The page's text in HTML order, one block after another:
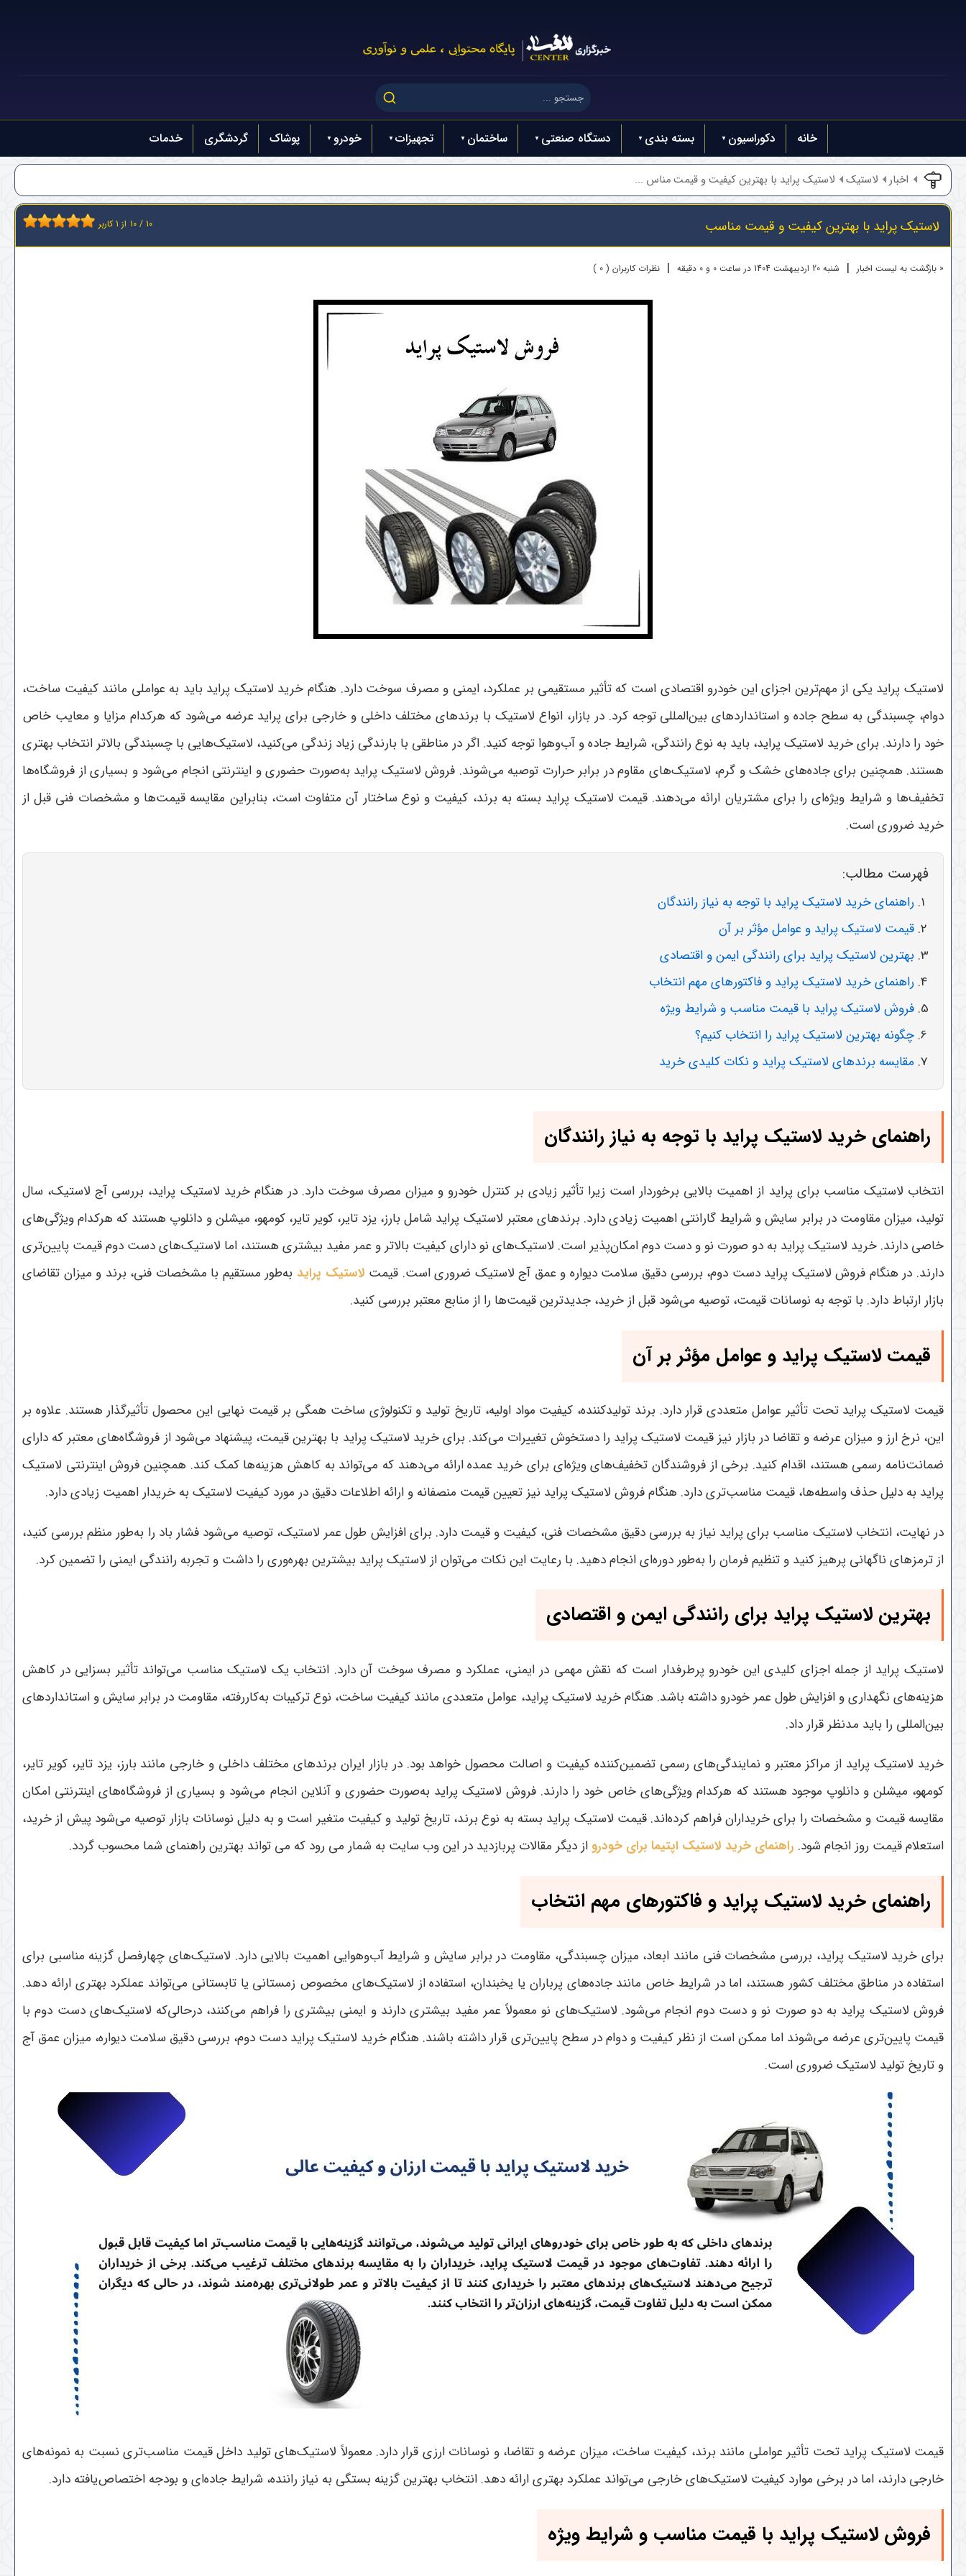
خانه دکوراسیون بسته بندی دستگاه صنعتی ساختمان تجهیزات خودرو پوشاک گردشگری خدمات
اخبار لاستیک لاستیک پراید با بهترین کیفیت و قیمت مناس ...
لاستیک پراید با بهترین کیفیت و قیمت مناسب 10 / 10 از 1کاربر
« بازگشت به لیست اخبار | شنبه 20 ارديبهشت 1404 در ساعت 0 و 0 دقیقه | نظرات کاربران ( 0 )
لاستیک پراید یکی از مهم‌ترین اجزای این خودرو اقتصادی است که تأثیر مستقیمی بر عملکرد، ایمنی و مصرف سوخت دارد. هنگام خرید لاستیک پراید باید به عواملی مانند کیفیت ساخت،
دوام، چسبندگی به سطح جاده و استانداردهای بین‌المللی توجه کرد. در بازار، انواع لاستیک با برندهای مختلف داخلی و خارجی برای پراید عرضه می‌شود که هرکدام مزایا و معایب خاص
خود را دارند. برای خرید لاستیک پراید، باید به نوع رانندگی، شرایط جاده و آب‌وهوا توجه کنید. اگر در مناطقی با بارندگی زیاد زندگی می‌کنید، لاستیک‌هایی با چسبندگی بالاتر انتخاب بهتری
هستند. همچنین برای جاده‌های خشک و گرم، لاستیک‌های مقاوم در برابر حرارت توصیه می‌شوند. فروش لاستیک پراید به‌صورت حضوری و اینترنتی انجام می‌شود و بسیاری از فروشگاه‌ها
تخفیف‌ها و شرایط ویژه‌ای را برای مشتریان ارائه می‌دهند. قیمت لاستیک پراید بسته به برند، کیفیت و نوع ساختار آن متفاوت است، بنابراین مقایسه قیمت‌ها و مشخصات فنی قبل از
خرید ضروری است.
فهرست مطالب:
راهنمای خرید لاستیک پراید با توجه به نیاز رانندگان
قیمت لاستیک پراید و عوامل مؤثر بر آن
بهترین لاستیک پراید برای رانندگی ایمن و اقتصادی
راهنمای خرید لاستیک پراید و فاکتورهای مهم انتخاب
فروش لاستیک پراید با قیمت مناسب و شرایط ویژه
چگونه بهترین لاستیک پراید را انتخاب کنیم؟
مقایسه برندهای لاستیک پراید و نکات کلیدی خرید
راهنمای خرید لاستیک پراید با توجه به نیاز رانندگان
انتخاب لاستیک مناسب برای پراید از اهمیت بالایی برخوردار است زیرا تأثیر زیادی بر کنترل خودرو و میزان مصرف سوخت دارد. در هنگام خرید لاستیک پراید، بررسی آج لاستیک، سال
تولید، میزان مقاومت در برابر سایش و شرایط گارانتی اهمیت زیادی دارد. برندهای معتبر لاستیک پراید شامل بارز، یزد تایر، کویر تایر، کومهو، میشلن و دانلوپ هستند که هرکدام ویژگی‌های
خاصی دارند. خرید لاستیک پراید به دو صورت نو و دست دوم امکان‌پذیر است. لاستیک‌های نو دارای کیفیت بالاتر و عمر مفید بیشتری هستند، اما لاستیک‌های دست دوم قیمت پایین‌تری
دارند. در هنگام فروش لاستیک پراید دست دوم، بررسی دقیق سلامت دیواره و عمق آج لاستیک ضروری است. قیمت لاستیک پراید به‌طور مستقیم با مشخصات فنی، برند و میزان تقاضای
بازار ارتباط دارد. با توجه به نوسانات قیمت، توصیه می‌شود قبل از خرید، جدیدترین قیمت‌ها را از منابع معتبر بررسی کنید.
قیمت لاستیک پراید و عوامل مؤثر بر آن
قیمت لاستیک پراید تحت تأثیر عوامل متعددی قرار دارد. برند تولیدکننده، کیفیت مواد اولیه، تاریخ تولید و تکنولوژی ساخت همگی بر قیمت نهایی این محصول تأثیرگذار هستند. علاوه بر
این، نرخ ارز و میزان عرضه و تقاضا در بازار نیز قیمت لاستیک پراید را دستخوش تغییرات می‌کند. برای خرید لاستیک پراید با بهترین قیمت، پیشنهاد می‌شود از فروشگاه‌های معتبر که دارای
ضمانت‌نامه رسمی هستند، اقدام کنید. برخی از فروشندگان تخفیف‌های ویژه‌ای برای خرید عمده ارائه می‌دهند که می‌تواند به کاهش هزینه‌ها کمک کند. همچنین فروش اینترنتی لاستیک
پراید به دلیل حذف واسطه‌ها، قیمت مناسب‌تری دارد. هنگام فروش لاستیک پراید نیز تعیین قیمت منصفانه و ارائه اطلاعات دقیق در مورد کیفیت لاستیک به خریدار اهمیت زیادی دارد.
در نهایت، انتخاب لاستیک مناسب برای پراید نیاز به بررسی دقیق مشخصات فنی، کیفیت و قیمت دارد. برای افزایش طول عمر لاستیک، توصیه می‌شود فشار باد را به‌طور منظم بررسی کنید،
از ترمزهای ناگهانی پرهیز کنید و تنظیم فرمان را به‌طور دوره‌ای انجام دهید. با رعایت این نکات می‌توان از لاستیک پراید بیشترین بهره‌وری را داشت و تجربه رانندگی ایمنی را تضمین کرد.
بهترین لاستیک پراید برای رانندگی ایمن و اقتصادی
لاستیک پراید از جمله اجزای کلیدی این خودرو پرطرفدار است که نقش مهمی در ایمنی، عملکرد و مصرف سوخت آن دارد. انتخاب یک لاستیک مناسب می‌تواند تأثیر بسزایی در کاهش
هزینه‌های نگهداری و افزایش طول عمر خودرو داشته باشد. هنگام خرید لاستیک پراید، عوامل متعددی مانند کیفیت ساخت، نوع ترکیبات به‌کاررفته، مقاومت در برابر سایش و استانداردهای
بین‌المللی را باید مدنظر قرار داد.
خرید لاستیک پراید از مراکز معتبر و نمایندگی‌های رسمی تضمین‌کننده کیفیت و اصالت محصول خواهد بود. در بازار ایران برندهای مختلف داخلی و خارجی مانند بارز، یزد تایر، کویر تایر،
کومهو، میشلن و دانلوپ موجود هستند که هرکدام ویژگی‌های خاص خود را دارند. فروش لاستیک پراید به‌صورت حضوری و آنلاین انجام می‌شود و بسیاری از فروشگاه‌های اینترنتی امکان
مقایسه قیمت و مشخصات را برای خریداران فراهم کرده‌اند. قیمت لاستیک پراید بسته به نوع برند، تاریخ تولید و کیفیت متغیر است و به دلیل نوسانات بازار توصیه می‌شود پیش از خرید،
استعلام قیمت روز انجام شود. راهنمای خرید لاستیک اپتیما برای خودرو از دیگر مقالات پربازدید در این وب سایت به شمار می رود که می تواند بهترین راهنمای شما محسوب گردد.
راهنمای خرید لاستیک پراید و فاکتورهای مهم انتخاب
برای خرید لاستیک پراید، بررسی مشخصات فنی مانند ابعاد، میزان چسبندگی، مقاومت در برابر سایش و شرایط آب‌وهوایی اهمیت بالایی دارد. لاستیک‌های چهارفصل گزینه مناسبی برای
استفاده در مناطق مختلف کشور هستند، اما در شرایط خاص مانند جاده‌های پرباران یا یخبندان، استفاده از لاستیک‌های مخصوص زمستانی یا تابستانی می‌تواند عملکرد بهتری ارائه دهد.
فروش لاستیک پراید به دو صورت نو و دست دوم انجام می‌شود. لاستیک‌های نو معمولاً عمر مفید بیشتری دارند و ایمنی بیشتری را فراهم می‌کنند، درحالی‌که لاستیک‌های دست دوم با
قیمت پایین‌تری عرضه می‌شوند اما ممکن است از نظر کیفیت و دوام در سطح پایین‌تری قرار داشته باشند. هنگام خرید لاستیک پراید دست دوم، بررسی دقیق سلامت دیواره، میزان عمق آج
و تاریخ تولید لاستیک ضروری است.
قیمت لاستیک پراید تحت تأثیر عواملی مانند برند، کیفیت ساخت، میزان عرضه و تقاضا، و نوسانات ارزی قرار دارد. معمولاً لاستیک‌های تولید داخل قیمت مناسب‌تری نسبت به نمونه‌های
خارجی دارند، اما در برخی موارد کیفیت لاستیک‌های خارجی می‌تواند عملکرد بهتری ارائه دهد. انتخاب بهترین گزینه بستگی به نیاز راننده، شرایط جاده‌ای و بودجه اختصاص‌یافته دارد.
فروش لاستیک پراید با قیمت مناسب و شرایط ویژه